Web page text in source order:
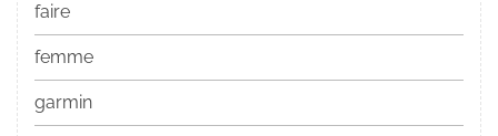
faire
femme
garmin